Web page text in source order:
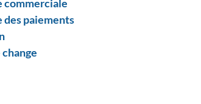
commerciale
des paiements
change